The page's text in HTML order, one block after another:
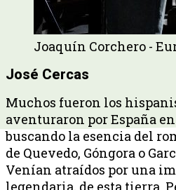
Joaquín Corchero -
José Cercas
Muchos fueron los
aventuraron por España
buscando la esencia del
de Quevedo, Góngora o
Venían atraídos por una
legendaria, de esta tierra.